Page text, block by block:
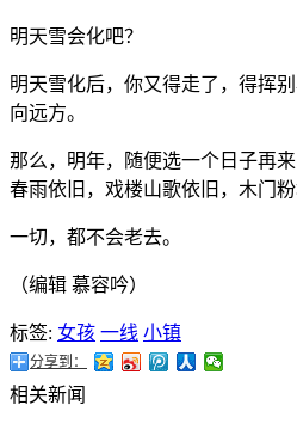
明天雪会化吧？
明天雪化后，你又得走了，得挥
向远方。
那么，明年，随便选一个日子再
春雨依旧，戏楼山歌依旧，木门粉
一切，都不会老去。
（编辑 慕容吟）
标签: 女孩 一线 小镇
分享到：
相关新闻